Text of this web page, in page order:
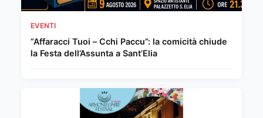
EVENTI
“Affaracci Tuoi – Cchi Paccu”: la comicità chiude
la Festa dell’Assunta a Sant’Elia